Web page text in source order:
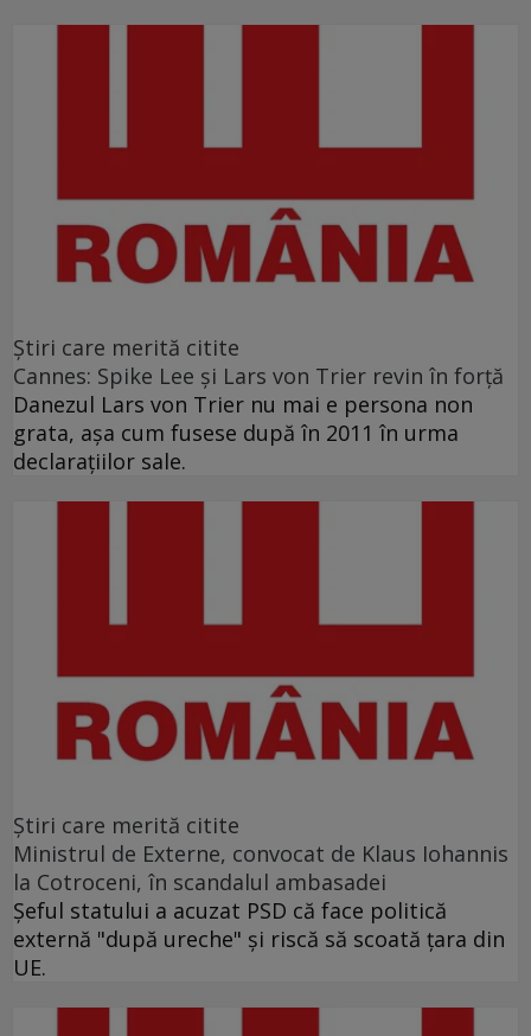
Ştiri care merită citite
Cannes: Spike Lee şi Lars von Trier revin în forţă
Danezul Lars von Trier nu mai e persona non
grata, aşa cum fusese după în 2011 în urma
declaraţiilor sale.
Ştiri care merită citite
Ministrul de Externe, convocat de Klaus Iohannis
la Cotroceni, în scandalul ambasadei
Şeful statului a acuzat PSD că face politică
externă "după ureche" şi riscă să scoată ţara din
UE.